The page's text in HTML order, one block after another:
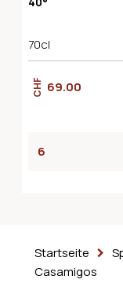
70cl
CHF 69.00
Startseite
Casamigos